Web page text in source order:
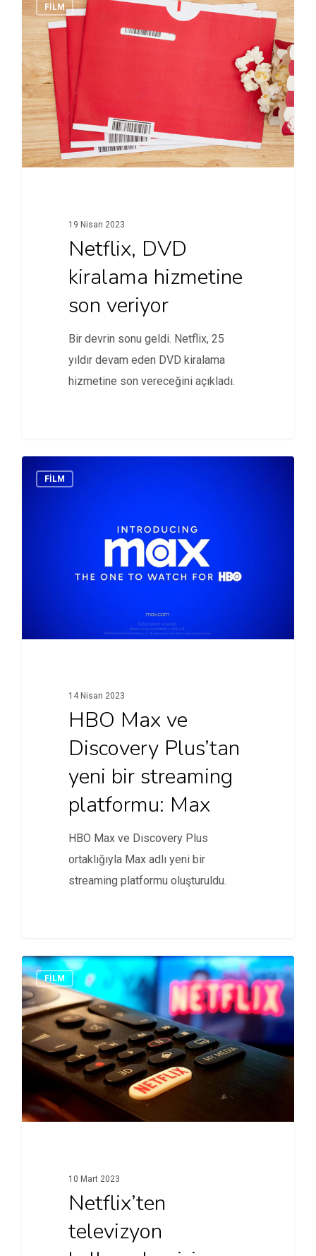
FİLM
19 Nisan 2023
Netflix, DVD
kiralama hizmetine
son veriyor
Bir devrin sonu geldi. Netflix, 25
yıldır devam eden DVD kiralama
hizmetine son vereceğini açıkladı.
FİLM
14 Nisan 2023
HBO Max ve
Discovery Plus’tan
yeni bir streaming
platformu: Max
HBO Max ve Discovery Plus
ortaklığıyla Max adlı yeni bir
streaming platformu oluşturuldu.
FİLM
10 Mart 2023
Netflix’ten
televizyon